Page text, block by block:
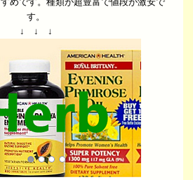
す。
↓ ↓ ↓